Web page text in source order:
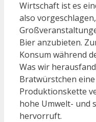
Wirtschaft ist es
also
Bier anzubieten.
Konsum während
Was wir
Bratwürstchen
Produktionskette
hohe Umwelt- und
hervorruft.